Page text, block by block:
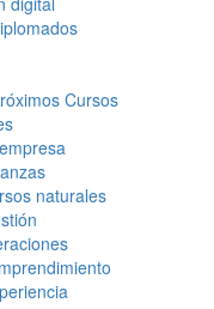
Cursos
naturales